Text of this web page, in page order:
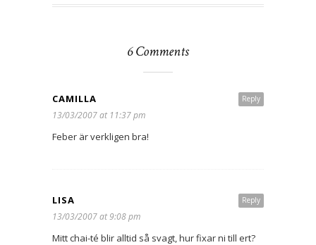
6 Comments
Reply
CAMILLA
13/03/2007 at 11:37 pm
Feber är verkligen bra!
Reply
LISA
13/03/2007 at 9:08 pm
Mitt chai-té blir alltid så svagt, hur fixar ni till ert?